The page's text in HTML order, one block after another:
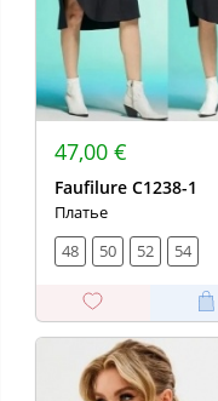
47,00 €
Faufilure С1238-1
Платье
48
50 52 54